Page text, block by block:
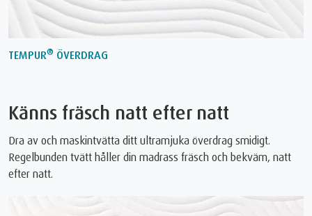
TEMPUR® ÖVERDRAG
Känns fräsch natt efter natt
Dra av och maskintvätta ditt ultramjuka överdrag smidigt.
Regelbunden tvätt håller din madrass fräsch och bekväm, natt
efter natt.